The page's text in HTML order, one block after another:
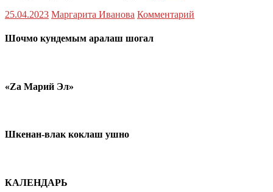
25.04.2023 Маргарита Иванова Комментарий
Шочмо кундемым аралаш шогал
«Zа Марий Эл»
Шкенан-влак коклаш ушно
КАЛЕНДАРЬ